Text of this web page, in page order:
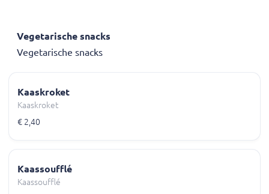
Vegetarische snacks
Vegetarische snacks
Kaaskroket
Kaaskroket
€ 2,40
Kaassoufflé
Kaassoufflé